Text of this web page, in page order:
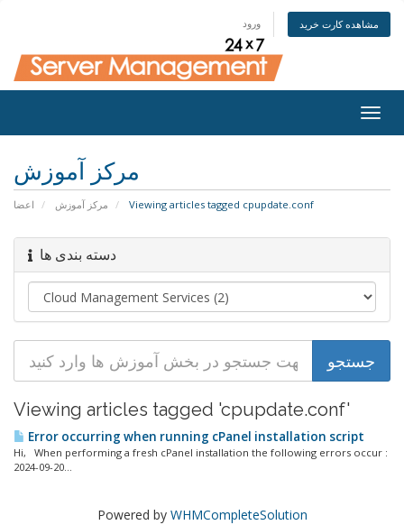
ورود مشاهده کارت خرید
مرکز آموزش
اعضا مرکز آموزش Viewing articles tagged cpupdate.conf
دسته بندی ها
Viewing articles tagged 'cpupdate.conf'
Error occurring when running cPanel installation script
Hi, When performing a fresh cPanel installation the following errors occur :
2024-09-20...
Powered by WHMCompleteSolution